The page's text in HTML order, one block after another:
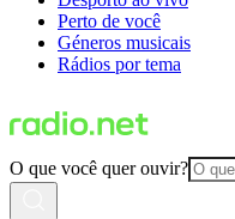
Perto de você
Géneros musicais
Rádios por tema
O que você quer ouvir?